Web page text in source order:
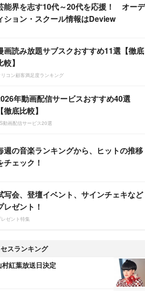
能界を志す10代～20代を応援！ オーデ
ション・スクール情報はDeview
画読み放題サブスクおすすめ11選【徹底
較】
リコン顧客満足度ランキング
年動画配信サービスおすすめ40選
【徹底比較】
動画配信サービス20選
週の音楽ランキングから、ヒットの推移
チェック！
写会、登壇イベント、サインチェキなど
レゼント！
レゼント特集
スランキング
村紅葉放送日決定